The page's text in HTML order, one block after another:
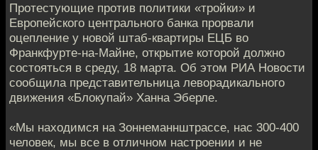
Протестующие против политики «тройки» и
Европейского центрального банка прорвали
оцепление у новой штаб-квартиры ЕЦБ во
Франкфурте-на-Майне, открытие которой должно
состояться в среду, 18 марта. Об этом РИА Новости
сообщила представительница леворадикального
движения «Блокупай» Ханна Эберле.
«Мы находимся на Зоннеманнштрассе, нас 300-400
человек, мы все в отличном настроении и не